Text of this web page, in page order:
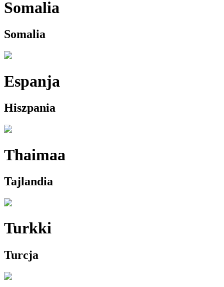
Somalia
Somalia
Espanja
Hiszpania
Thaimaa
Tajlandia
Turkki
Turcja